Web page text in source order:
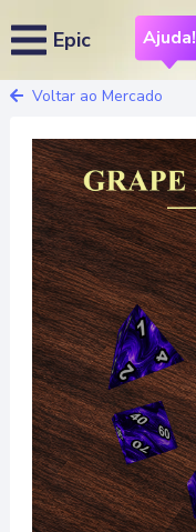
Epic Ajuda!
Voltar ao Mercado